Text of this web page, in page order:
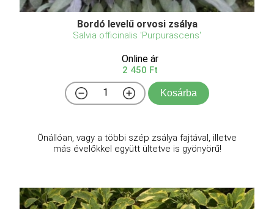
Bordó levelű orvosi zsálya
Salvia officinalis 'Purpurascens'
Online ár
2 450 Ft
Kosárba
Önállóan, vagy a többi szép zsálya fajtával, illetve
más évelőkkel együtt ültetve is gyönyörű!